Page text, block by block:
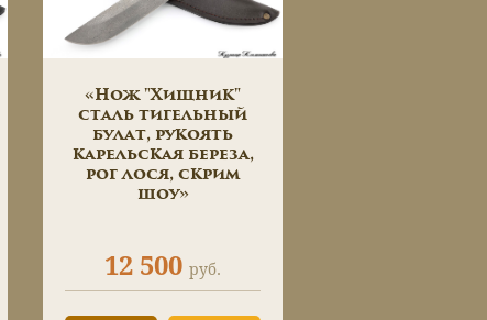
«Нож "Хищник"
сталь тигельный
булат, рукоять
карельская береза,
рог лося, скрим
шоу»
12 500 руб.